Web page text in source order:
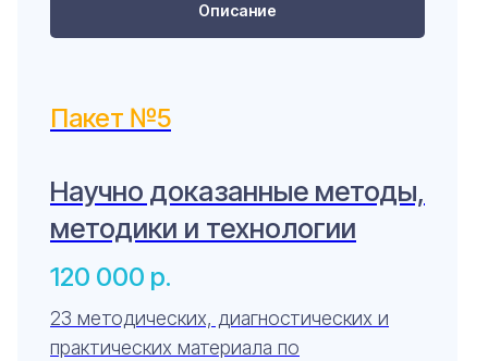
Описание
Пакет №5
Научно доказанные методы,
методики и технологии
120 000 р.
23 методических, диагностических и
практических материала по